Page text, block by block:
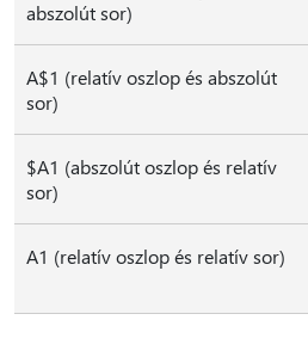
abszolút sor)
A$1 (relatív oszlop és abszolút
sor)
$A1 (abszolút oszlop és relatív
sor)
A1 (relatív oszlop és relatív sor)